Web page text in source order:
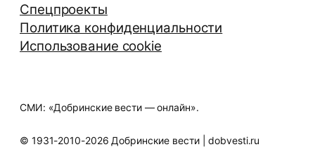
Спецпроекты
Политика конфиденциальности
Использование cookie
СМИ: «Добринские вести — онлайн».
© 1931-2010-2026 Добринские вести | dobvesti.ru